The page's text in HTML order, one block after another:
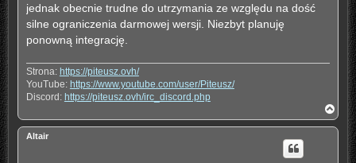
jednak obecnie trudne do utrzymania ze względu na dość
silne ograniczenia darmowej wersji. Niezbyt planuję
ponowną integrację.
Strona: https://piteusz.ovh/
YouTube: https://www.youtube.com/user/Piteusz/
Discord: https://piteusz.ovh/irc_discord.php
a
g
Altair